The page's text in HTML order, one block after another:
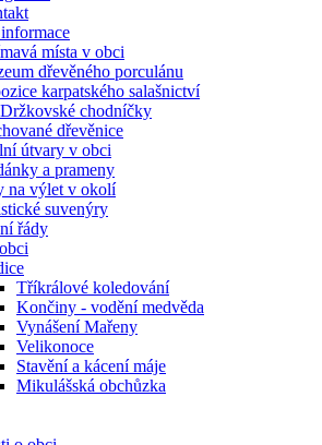
místa v obci
dřevěného porculánu
karpatského salašnictví
chodníčky
dřevěnice
útvary v obci
a prameny
na výlet v okolí
suvenýry
řády
Tříkrálové koledování
Končiny - vodění medvěda
Vynášení Mařeny
Velikonoce
Stavění a kácení máje
Mikulášská obchůzka